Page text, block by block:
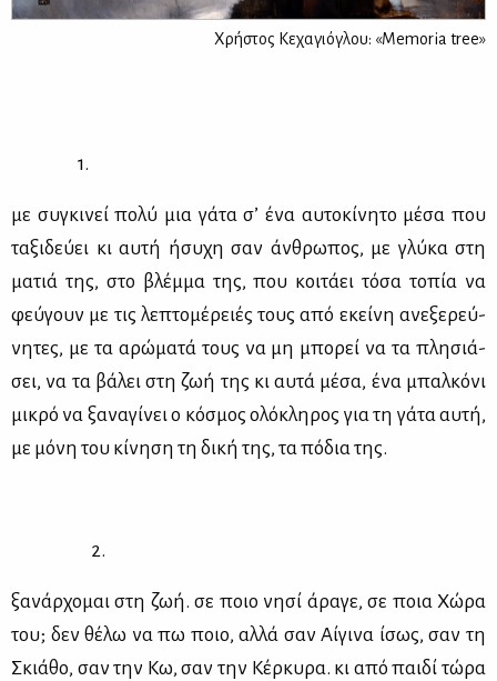
Χρήστος Κεχαγιόγλου: «Memoria tree»
1.
με συ­γκι­νεί πο­λύ μια γά­τα σ’ ένα αυ­το­κί­νη­το μέ­σα που
τα­ξι­δεύ­ει κι αυ­τή ήσυ­χη σαν άν­θρω­πος, με γλύ­κα στη
μα­τιά της, στο βλέμ­μα της, που κοι­τά­ει τό­σα το­πία να
φεύ­γουν με τις λε­πτο­μέ­ρειές τους από εκεί­νη ανε­ξε­ρεύ­
νη­τες, με τα αρώ­μα­τά τους να μη μπο­ρεί να τα πλη­σιά­
σει, να τα βά­λει στη ζωή της κι αυ­τά μέ­σα, ένα μπαλ­κό­νι
μι­κρό να ξα­να­γί­νει ο κό­σμος ολό­κλη­ρος για τη γά­τα αυ­τή,
με μό­νη του κί­νη­ση τη δι­κή της, τα πό­δια της.
2.
ξα­νάρ­χο­μαι στη ζωή. σε ποιο νη­σί άρα­γε, σε ποια Χώ­ρα
του; δεν θέ­λω να πω ποιο, αλ­λά σαν Αί­γι­να ίσως, σαν τη
Σκιά­θο, σαν την Κω, σαν την Κέρ­κυ­ρα. κι από παι­δί τώ­ρα